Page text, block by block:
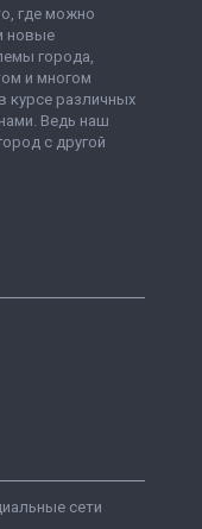
где можно
новые
города,
и многом
курсе различных
Ведь наш
с другой
сети